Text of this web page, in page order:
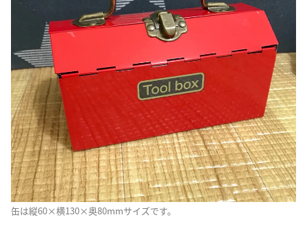
缶は縦60×横130×奥80mmサイズです。